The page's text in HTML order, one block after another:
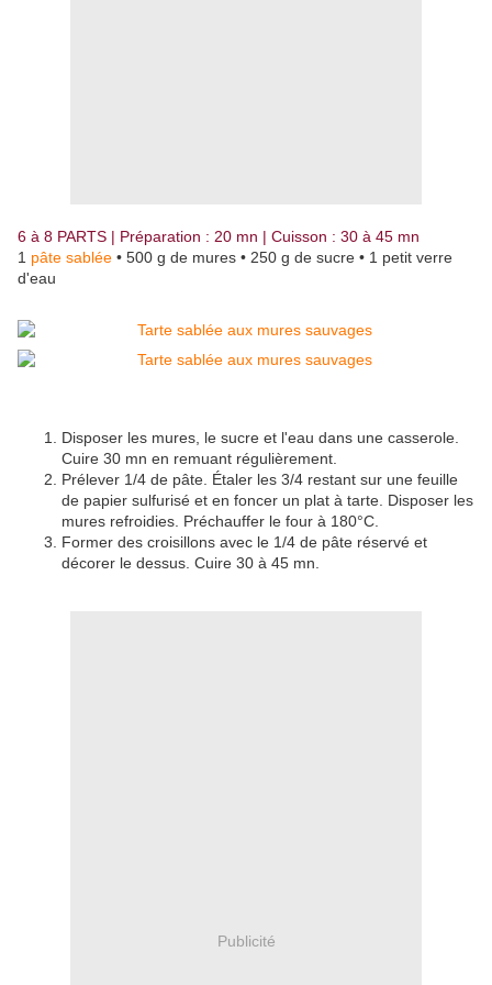
6 à 8 PARTS | Préparation : 20 mn | Cuisson : 30 à 45 mn
1 pâte sablée • 500 g de mures • 250 g de sucre • 1 petit verre
d'eau
Disposer les mures, le sucre et l'eau dans une casserole.
Cuire 30 mn en remuant régulièrement.
Prélever 1/4 de pâte. Étaler les 3/4 restant sur une feuille
de papier sulfurisé et en foncer un plat à tarte. Disposer les
mures refroidies. Préchauffer le four à 180°C.
Former des croisillons avec le 1/4 de pâte réservé et
décorer le dessus. Cuire 30 à 45 mn.
Publicité